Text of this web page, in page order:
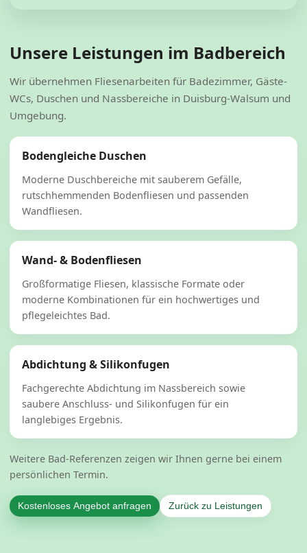
Unsere Leistungen im Badbereich
Wir übernehmen Fliesenarbeiten für Badezimmer, Gäste-
WCs, Duschen und Nassbereiche in Duisburg-Walsum und
Umgebung.
Bodengleiche Duschen
Moderne Duschbereiche mit sauberem Gefälle,
rutschhemmenden Bodenfliesen und passenden
Wandfliesen.
Wand- & Bodenfliesen
Großformatige Fliesen, klassische Formate oder
moderne Kombinationen für ein hochwertiges und
pflegeleichtes Bad.
Abdichtung & Silikonfugen
Fachgerechte Abdichtung im Nassbereich sowie
saubere Anschluss- und Silikonfugen für ein
langlebiges Ergebnis.
Weitere Bad-Referenzen zeigen wir Ihnen gerne bei einem
persönlichen Termin.
Kostenloses Angebot anfragen Zurück zu Leistungen